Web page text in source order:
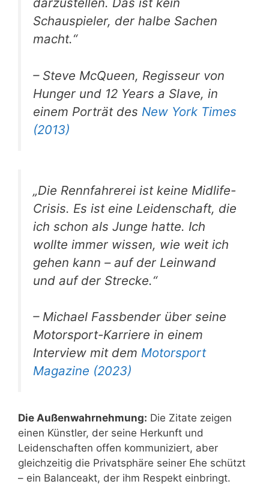
Schauspieler, der halbe Sachen
macht.“
– Steve McQueen, Regisseur von
Hunger und 12 Years a Slave, in
einem Porträt des New York Times
(2013)
„Die Rennfahrerei ist keine Midlife-
Crisis. Es ist eine Leidenschaft, die
ich schon als Junge hatte. Ich
wollte immer wissen, wie weit ich
gehen kann – auf der Leinwand
und auf der Strecke.“
– Michael Fassbender über seine
Motorsport-Karriere in einem
Interview mit dem Motorsport
Magazine (2023)
Die Außenwahrnehmung: Die Zitate zeigen
einen Künstler, der seine Herkunft und
Leidenschaften offen kommuniziert, aber
gleichzeitig die Privatsphäre seiner Ehe schützt
– ein Balanceakt, der ihm Respekt einbringt.